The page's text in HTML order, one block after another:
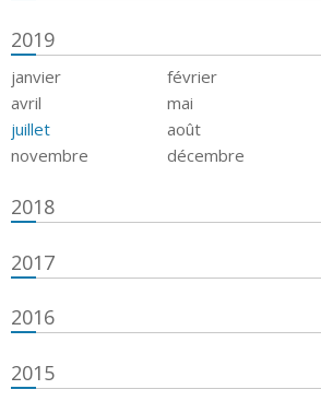
2019
janvier février
avril
mai
juillet
août
novembre
décembre
2018
2017
2016
2015